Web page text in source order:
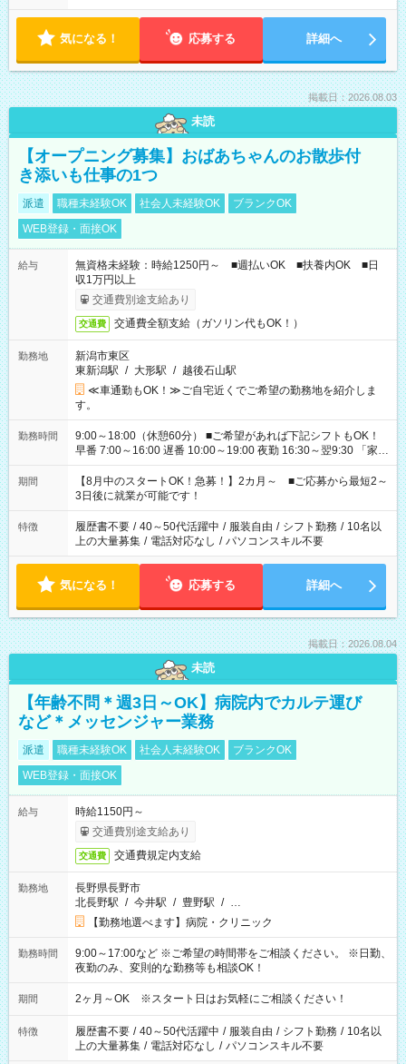
気になる！ 応募する 詳細へ
掲載日：2026.08.03
未読
【オープニング募集】おばあちゃんのお散歩付
き添いも仕事の1つ
派遣 職種未経験OK 社会人未経験OK
ブランクOK
WEB登録・面接OK
給与
無資格未経験：時給1250円～ ■週払いOK ■扶養内OK ■日
収1万円以上
交通費別途支給あり
交通費 交通費全額支給（ガソリン代もOK！）
勤務地
新潟市東区
東新潟駅 / 大形駅 / 越後石山駅
≪車通勤もOK！≫ご自宅近くでご希望の勤務地を紹介しま
す。
勤務時間
9:00～18:00（休憩60分） ■ご希望があれば下記シフトもOK！
早番 7:00～16:00 遅番 10:00～19:00 夜勤 16:30～翌9:30 「家族
と休みを合わせたい」 「余裕を持って夕飯の準備がしたい」
「できれば残業はしたくない」 など、ご希望を教えてください
ね。 ※Wワーク希望の方へ 今ご覧のお仕事で希望する勤務時間
と、もう1つのお仕事の勤務時間。 合計で週40時間を超える場
合は応募できません。
期間
【8月中のスタートOK！急募！】2カ月～ ■ご応募から最短2～
3日後に就業が可能です！
特徴 履歴書不要 / 40～50代活躍中 / 服装自由 / シフト勤務 / 10名以
上の大量募集 / 電話対応なし / パソコンスキル不要
気になる！ 応募する 詳細へ
掲載日：2026.08.04
未読
【年齢不問＊週3日～OK】病院内でカルテ運び
など＊メッセンジャー業務
派遣 職種未経験OK 社会人未経験OK
ブランクOK
WEB登録・面接OK
給与
時給1150円～
交通費別途支給あり
交通費 交通費規定内支給
勤務地
長野県長野市
北長野駅 / 今井駅 / 豊野駅 / …
【勤務地選べます】病院・クリニック
勤務時間
9:00～17:00など ※ご希望の時間帯をご相談ください。 ※日勤、
夜勤のみ、変則的な勤務等も相談OK！
期間 2ヶ月～OK ※スタート日はお気軽にご相談ください！
特徴 履歴書不要 / 40～50代活躍中 / 服装自由 / シフト勤務 / 10名以
上の大量募集 / 電話対応なし / パソコンスキル不要